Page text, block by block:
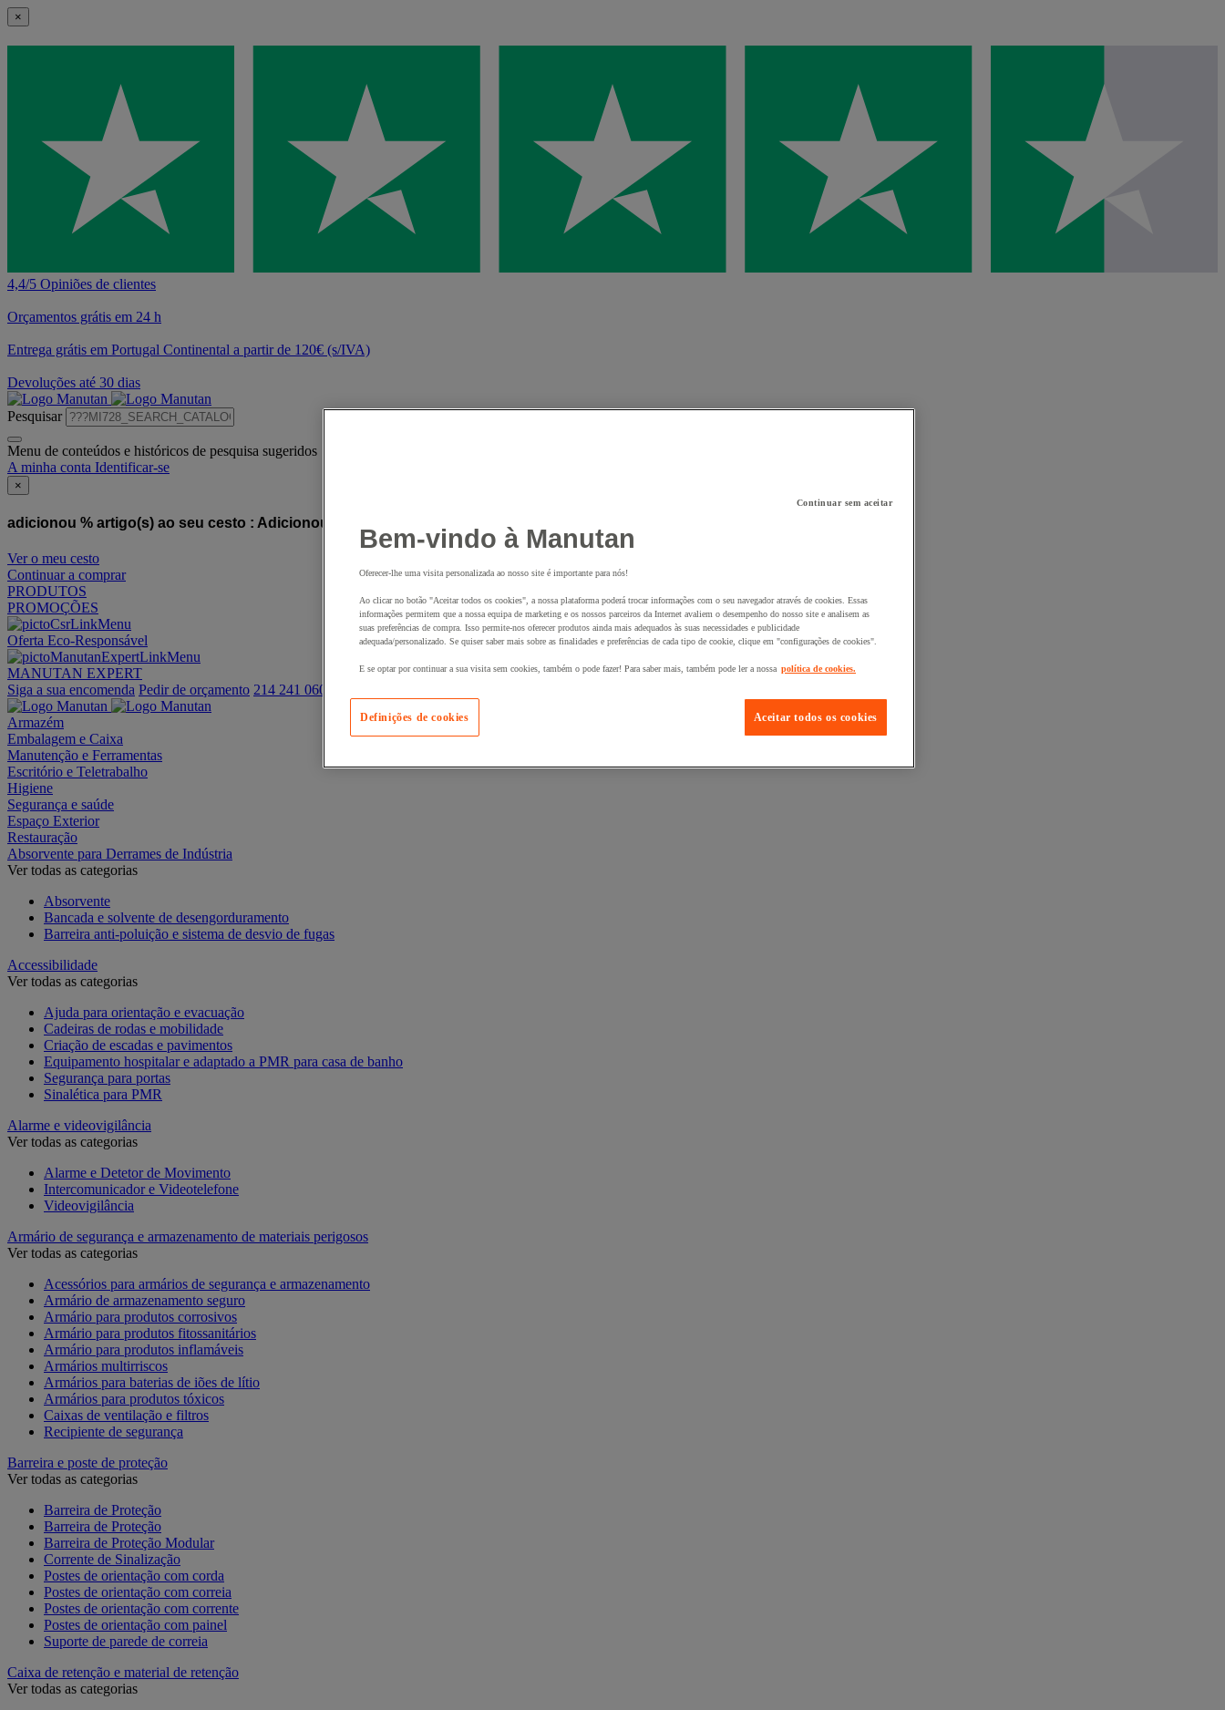
×
4,4/5 Opiniões de clientes
Orçamentos grátis em 24 h
Entrega grátis em Portugal Continental a partir de 120€ (s/IVA)
Devoluções até 30 dias
Pesquisar
Menu de conteúdos e históricos de pesquisa sugeridos
A minha conta Identificar-se
×
adicionou % artigo(s) ao seu cesto : Adicionou este artigo ao seu cesto :
Ver o meu cesto
Continuar a comprar
PRODUTOS
PROMOÇÕES
Oferta Eco-Responsável
MANUTAN EXPERT
Siga a sua encomenda Pedir de orçamento 214 241 060
Armazém
Embalagem e Caixa
Manutenção e Ferramentas
Escritório e Teletrabalho
Higiene
Segurança e saúde
Espaço Exterior
Restauração
Absorvente para Derrames de Indústria
Ver todas as categorias
Absorvente
Bancada e solvente de desengorduramento
Barreira anti-poluição e sistema de desvio de fugas
Accessibilidade
Ver todas as categorias
Ajuda para orientação e evacuação
Cadeiras de rodas e mobilidade
Criação de escadas e pavimentos
Equipamento hospitalar e adaptado a PMR para casa de banho
Segurança para portas
Sinalética para PMR
Alarme e videovigilância
Ver todas as categorias
Alarme e Detetor de Movimento
Intercomunicador e Videotelefone
Videovigilância
Armário de segurança e armazenamento de materiais perigosos
Ver todas as categorias
Acessórios para armários de segurança e armazenamento
Armário de armazenamento seguro
Armário para produtos corrosivos
Armário para produtos fitossanitários
Armário para produtos inflamáveis
Armários multirriscos
Armários para baterias de iões de lítio
Armários para produtos tóxicos
Caixas de ventilação e filtros
Recipiente de segurança
Barreira e poste de proteção
Ver todas as categorias
Barreira de Proteção
Barreira de Proteção
Barreira de Proteção Modular
Corrente de Sinalização
Postes de orientação com corda
Postes de orientação com correia
Postes de orientação com corrente
Postes de orientação com painel
Suporte de parede de correia
Caixa de retenção e material de retenção
Ver todas as categorias
Continuar sem aceitar
Bem-vindo à Manutan
Oferecer-lhe uma visita personalizada ao nosso site é importante para nós!
Ao clicar no botão "Aceitar todos os cookies", a nossa plataforma poderá trocar informações com o seu navegador através de cookies. Essas
informações permitem que a nossa equipa de marketing e os nossos parceiros da Internet avaliem o desempenho do nosso site e analisem as
suas preferências de compra. Isso permite-nos oferecer produtos ainda mais adequados às suas necessidades e publicidade
adequada/personalizado. Se quiser saber mais sobre as finalidades e preferências de cada tipo de cookie, clique em "configurações de cookies".
E se optar por continuar a sua visita sem cookies, também o pode fazer! Para saber mais, também pode ler a nossa política de cookies.
Aceitar todos os cookies
Definições de cookies